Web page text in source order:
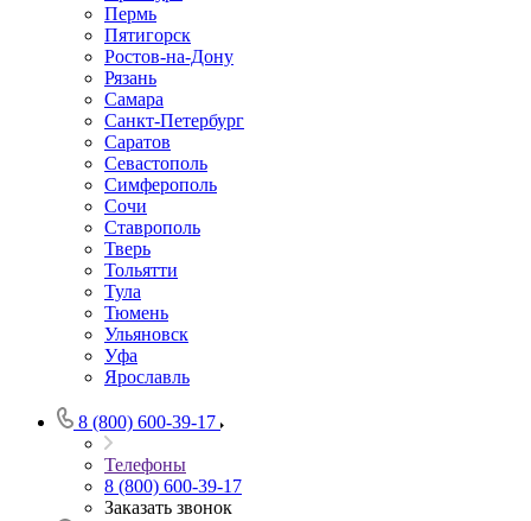
Пермь
Пятигорск
Ростов-на-Дону
Рязань
Самара
Санкт-Петербург
Саратов
Севастополь
Симферополь
Сочи
Ставрополь
Тверь
Тольятти
Тула
Тюмень
Ульяновск
Уфа
Ярославль
8 (800) 600-39-17
Телефоны
8 (800) 600-39-17
Заказать звонок